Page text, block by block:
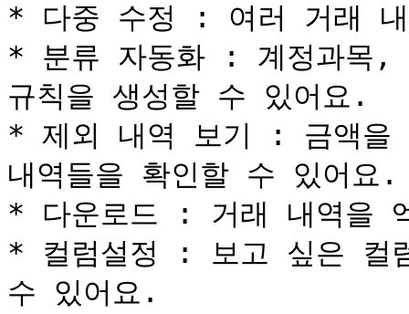
* 다중 수정 : 여러 거래 내
* 분류 자동화 : 계정과목,
규칙을 생성할 수 있어요.
* 제외 내역 보기 : 금액을
내역들을 확인할 수 있어요.
* 다운로드 : 거래 내역을
* 컬럼설정 : 보고 싶은 컬
수 있어요.